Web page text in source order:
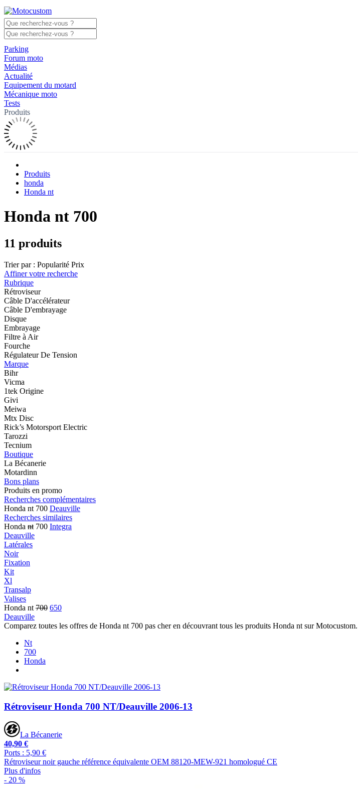
Parking
Forum moto
Médias
Actualité
Equipement du motard
Mécanique moto
Tests
Produits
Produits
honda
Honda nt
Honda nt 700
11 produits
Trier par : Popularité Prix
Affiner votre recherche
Rubrique
Rétroviseur
Câble D'accélérateur
Câble D'embrayage
Disque
Embrayage
Filtre à Air
Fourche
Régulateur De Tension
Marque
Bihr
Vicma
1tek Origine
Givi
Meiwa
Mtx Disc
Rick’s Motorsport Electric
Tarozzi
Tecnium
Boutique
La Bécanerie
Motardinn
Bons plans
Produits en promo
Recherches complémentaires
Honda nt 700 Deauville
Recherches similaires
Honda nt 700 Integra
Deauville
Latérales
Noir
Fixation
Kit
Xl
Transalp
Valises
Honda nt 700 650
Deauville
Comparez toutes les offres de Honda nt 700 pas cher en découvrant tous les produits Honda nt sur Motocustom.
Nt
700
Honda
Rétroviseur Honda 700 NT/Deauville 2006-13
La Bécanerie
40,90 €
Ports : 5,90 €
Rétroviseur noir gauche référence équivalente OEM 88120-MEW-921 homologué CE
Plus d'infos
- 20 %